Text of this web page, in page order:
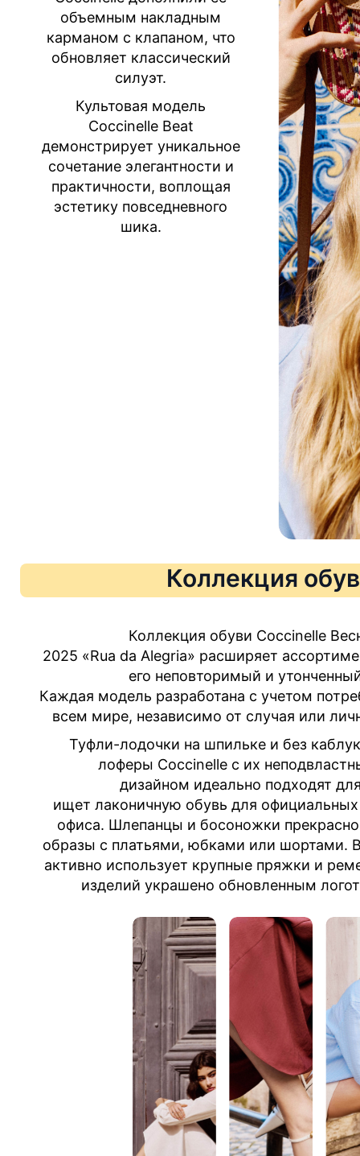
объемным накладным
карманом с клапаном, что
обновляет классический
силуэт.
Культовая модель
Coccinelle Beat
демонстрирует уникальное
сочетание элегантности и
практичности, воплощая
эстетику повседневного
шика.
Коллекция
Коллекция обуви Coccinelle
2025 «Rua da Alegria» расширяет
его неповторимый и
Каждая модель разработана с учетом
всем мире, независимо от случая или
Туфли-лодочки на шпильке и без
лоферы Coccinelle с их
дизайном идеально подходят
ищет лаконичную обувь для
офиса. Шлепанцы и босоножки
образы с платьями, юбками или шортами.
активно использует крупные пряжки и
изделий украшено обновленным